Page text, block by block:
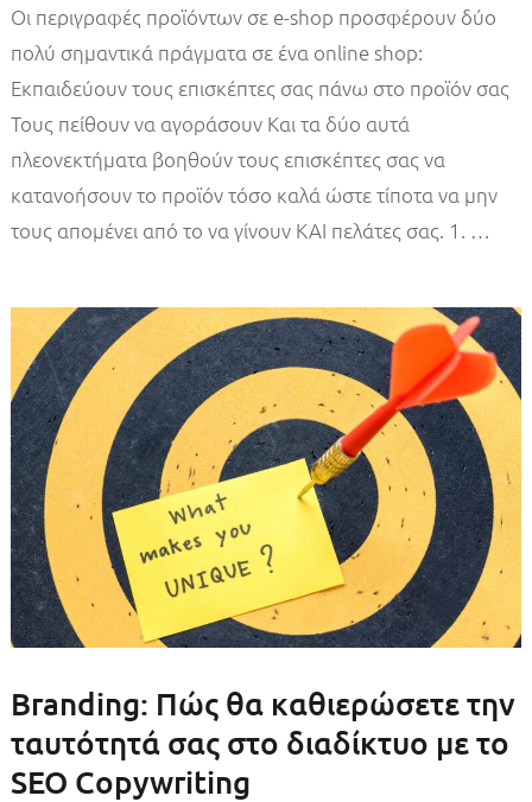
Οι περιγραφές προϊόντων σε e-shop προσφέρουν δύο
πολύ σημαντικά πράγματα σε ένα online shop:
Εκπαιδεύουν τους επισκέπτες σας πάνω στο προϊόν σας
Τους πείθουν να αγοράσουν Και τα δύο αυτά
πλεονεκτήματα βοηθούν τους επισκέπτες σας να
κατανοήσουν το προϊόν τόσο καλά ώστε τίποτα να μην
τους απομένει από το να γίνουν ΚΑΙ πελάτες σας. 1. …
Branding: Πώς θα καθιερώσετε την
ταυτότητά σας στο διαδίκτυο με το
SEO Copywriting